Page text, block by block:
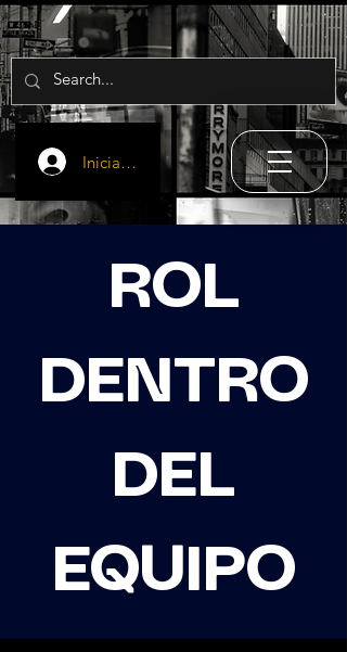
Iniciar sesión
ROL
DENTRO
DEL
EQUIPO